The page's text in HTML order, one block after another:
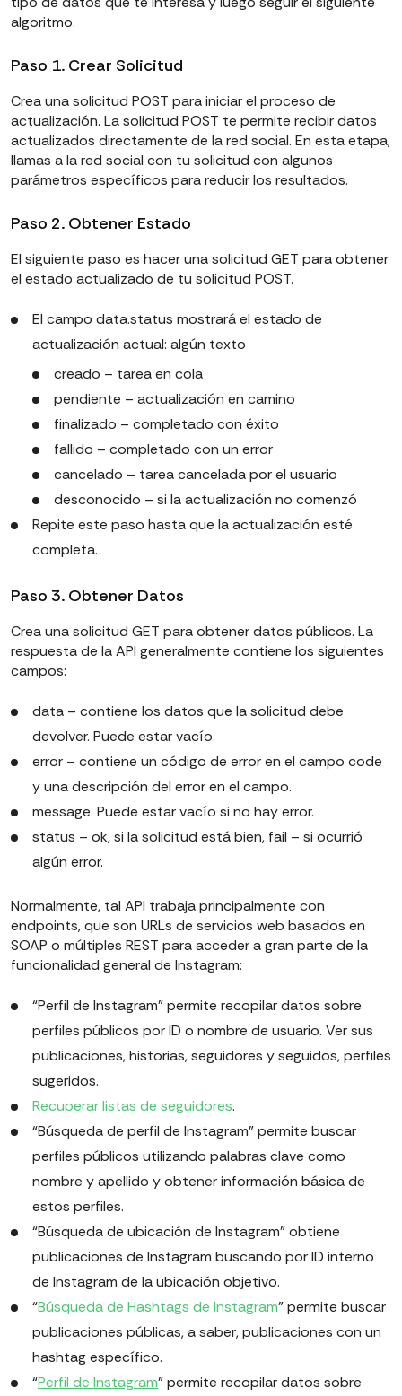
algoritmo.
Paso 1. Crear Solicitud
Crea una solicitud POST para iniciar el proceso de
actualización. La solicitud POST te permite recibir datos
actualizados directamente de la red social. En esta etapa,
llamas a la red social con tu solicitud con algunos
parámetros específicos para reducir los resultados.
Paso 2. Obtener Estado
El siguiente paso es hacer una solicitud GET para obtener
el estado actualizado de tu solicitud POST.
El campo data.status mostrará el estado de
actualización actual: algún texto
creado – tarea en cola
pendiente – actualización en camino
finalizado – completado con éxito
fallido – completado con un error
cancelado – tarea cancelada por el usuario
desconocido – si la actualización no comenzó
Repite este paso hasta que la actualización esté
completa.
Paso 3. Obtener Datos
Crea una solicitud GET para obtener datos públicos. La
respuesta de la API generalmente contiene los siguientes
campos:
data – contiene los datos que la solicitud debe
devolver. Puede estar vacío.
error – contiene un código de error en el campo code
y una descripción del error en el campo.
message. Puede estar vacío si no hay error.
status – ok, si la solicitud está bien, fail – si ocurrió
algún error.
Normalmente, tal API trabaja principalmente con
endpoints, que son URLs de servicios web basados en
SOAP o múltiples REST para acceder a gran parte de la
funcionalidad general de Instagram:
“Perfil de Instagram” permite recopilar datos sobre
perfiles públicos por ID o nombre de usuario. Ver sus
publicaciones, historias, seguidores y seguidos, perfiles
sugeridos.
Recuperar listas de seguidores.
“Búsqueda de perfil de Instagram” permite buscar
perfiles públicos utilizando palabras clave como
nombre y apellido y obtener información básica de
estos perfiles.
“Búsqueda de ubicación de Instagram” obtiene
publicaciones de Instagram buscando por ID interno
de Instagram de la ubicación objetivo.
“Búsqueda de Hashtags de Instagram” permite buscar
publicaciones públicas, a saber, publicaciones con un
hashtag específico.
“Perfil de Instagram” permite recopilar datos sobre